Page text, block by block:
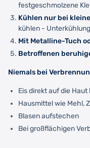
festgeschmolzene
Kühlen nur bei
kühlen -
Mit Metalline-Tuch
Betroffenen
Niemals bei
Eis direkt auf die Haut
Hausmittel wie Mehl,
Blasen aufstechen
Bei großflächigen